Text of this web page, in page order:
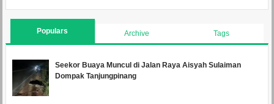
Populars Archive Tags
Seekor Buaya Muncul di Jalan Raya Aisyah Sulaiman
Dompak Tanjungpinang